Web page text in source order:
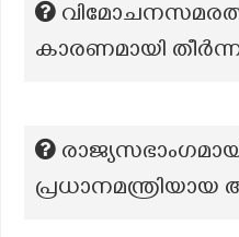
കാരണമായി
പ്രധാനമന്ത്രിയായ